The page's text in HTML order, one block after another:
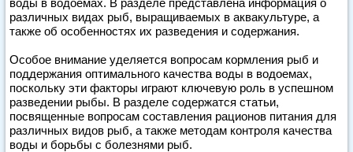
воды в водоемах. В разделе представлена информация о
различных видах рыб, выращиваемых в аквакультуре, а
также об особенностях их разведения и содержания.
Особое внимание уделяется вопросам кормления рыб и
поддержания оптимального качества воды в водоемах,
поскольку эти факторы играют ключевую роль в успешном
разведении рыбы. В разделе содержатся статьи,
посвященные вопросам составления рационов питания для
различных видов рыб, а также методам контроля качества
воды и борьбы с болезнями рыб.